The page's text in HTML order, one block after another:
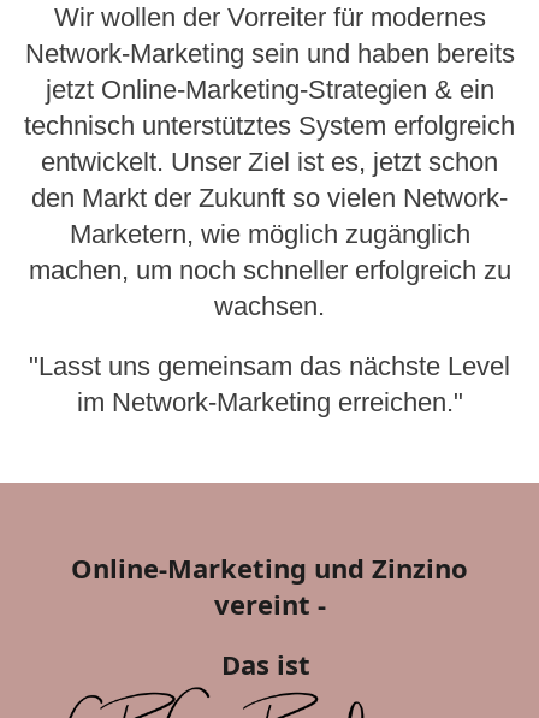
Wir wollen der Vorreiter für modernes
Network-Marketing sein und haben bereits
jetzt Online-Marketing-Strategien & ein
technisch unterstütztes System erfolgreich
entwickelt. Unser Ziel ist es, jetzt schon
den Markt der Zukunft so vielen Network-
Marketern, wie möglich zugänglich
machen, um noch schneller erfolgreich zu
wachsen.
"Lasst uns gemeinsam das nächste Level
im Network-Marketing erreichen."
Online-Marketing und Zinzino
vereint -
Das ist